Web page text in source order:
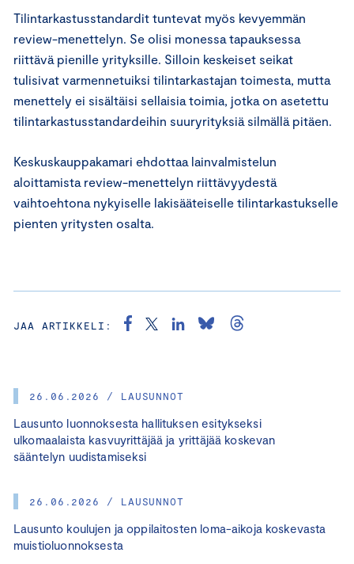
26.06.2026 / LAUSUNNOT
Lausunto luonnoksesta hallituksen esitykseksi
ulkomaalaista kasvuyrittäjää ja yrittäjää koskevan
sääntelyn uudistamiseksi
26.06.2026 / LAUSUNNOT
Lausunto koulujen ja oppilaitosten loma-aikoja koskevasta
muistioluonnoksesta
Tilintarkastusstandardit tuntevat myös kevyemmän
review-menettelyn. Se olisi monessa tapauksessa
riittävä pienille yrityksille. Silloin keskeiset seikat
tulisivat varmennetuiksi tilintarkastajan toimesta, mutta
menettely ei sisältäisi sellaisia toimia, jotka on asetettu
tilintarkastusstandardeihin suuryrityksiä silmällä pitäen.
Keskuskauppakamari ehdottaa lainvalmistelun
aloittamista review-menettelyn riittävyydestä
vaihtoehtona nykyiselle lakisääteiselle tilintarkastukselle
pienten yritysten osalta.
JAA ARTIKKELI: